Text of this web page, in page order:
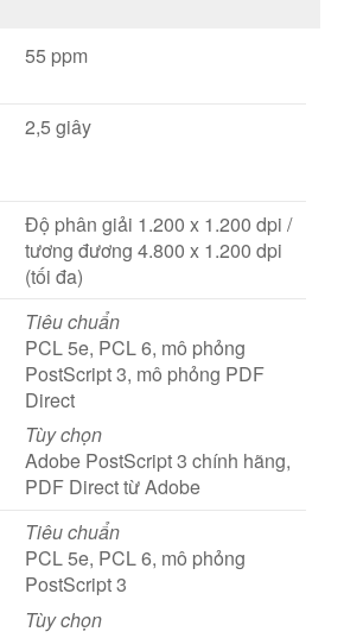
55 ppm
2,5 giây
Độ phân giải 1.200 x 1.200 dpi /
tương đương 4.800 x 1.200 dpi
(tối đa)
Tiêu chuẩn
PCL 5e, PCL 6, mô phỏng
PostScript 3, mô phỏng PDF
Direct
Tùy chọn
Adobe PostScript 3 chính hãng,
PDF Direct từ Adobe
Tiêu chuẩn
PCL 5e, PCL 6, mô phỏng
PostScript 3
Tùy chọn